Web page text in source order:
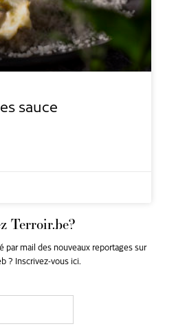
sauce
Terroir.be?
par mail des nouveaux reportages sur
? Inscrivez-vous ici.